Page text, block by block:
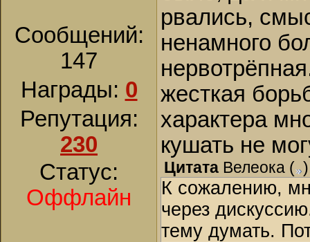
Сообщений:
147
Награды: 0
Репутация:
230
Статус:
Оффлайн
рвались,
ненамного
жесткая
характера
кушать не
Цитата Велеока ( )
К сожалению,
через
тему думать.